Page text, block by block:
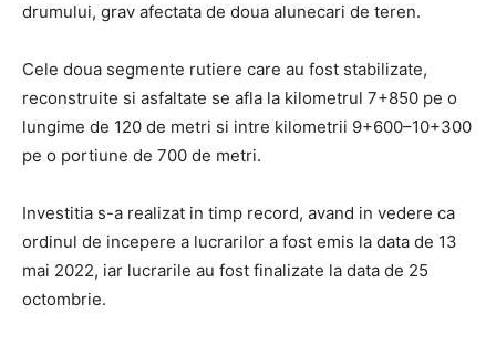
drumului, grav afectata de doua alunecari de teren.
Cele doua segmente rutiere care au fost stabilizate,
reconstruite si asfaltate se afla la kilometrul 7+850 pe o
lungime de 120 de metri si intre kilometrii 9+600–10+300
pe o portiune de 700 de metri.
Investitia s-a realizat in timp record, avand in vedere ca
ordinul de incepere a lucrarilor a fost emis la data de 13
mai 2022, iar lucrarile au fost finalizate la data de 25
octombrie.